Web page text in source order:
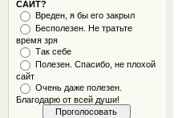
САЙТ?
Вреден, я бы его закрыл
Бесполезен. Не тратьте
время зря
Так себе
Полезен. Спасибо, не плохой
сайт
Очень даже полезен.
Благодарю от всей души!